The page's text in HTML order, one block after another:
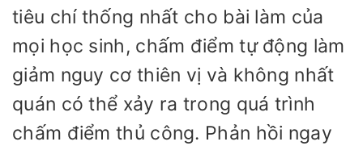
tiêu chí thống nhất cho bài làm của
mọi học sinh, chấm điểm tự động làm
giảm nguy cơ thiên vị và không nhất
quán có thể xảy ra trong quá trình
chấm điểm thủ công. Phản hồi ngay